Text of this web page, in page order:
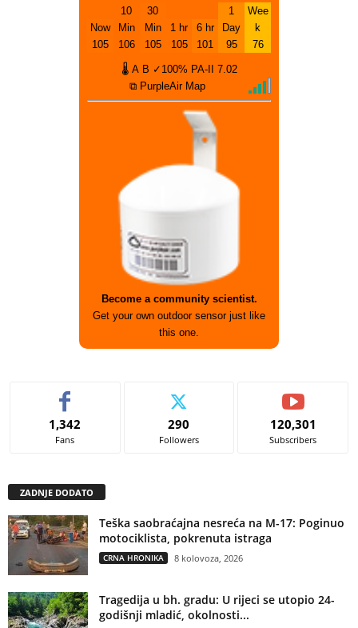
Now
105
10
Min
106
30
Min
105
1 hr
105
6 hr
101
1
Day
95
Wee
k
76
🌡 A B ✓100% PA-II
7.02
⧉ PurpleAir Map
Become a community scientist.
Get your own outdoor sensor just like
this one.
1,342
Fans
290
Followers
120,301
Subscribers
ZADNJE DODATO
Teška saobraćajna nesreća na M-17: Poginuo
motociklista, pokrenuta istraga
CRNA HRONIKA 8 kolovoza, 2026
Tragedija u bh. gradu: U rijeci se utopio 24-
godišnji mladić, okolnosti...